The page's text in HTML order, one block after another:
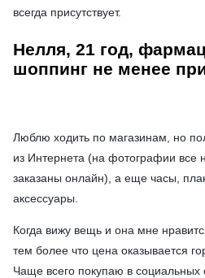
всегда присутствует.
Нелля, 21 год,
шоппинг не менее
Люблю ходить по магазинам, но
из Интернета (на фотографии
заказаны онлайн), а еще часы,
аксессуары.
Когда вижу вещь и она мне
тем более что цена оказывается
Чаще всего покупаю в социальных